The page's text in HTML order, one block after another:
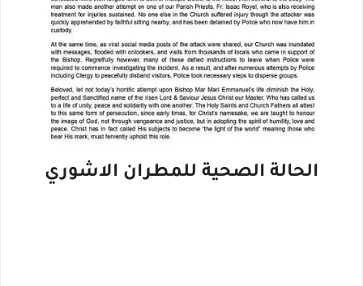
الحالة الصحية للمطران الاشوري